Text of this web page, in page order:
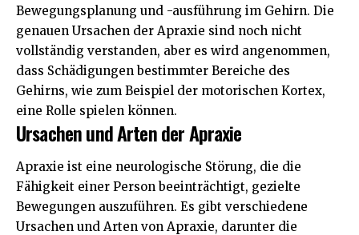
Bewegungsplanung und -ausführung im Gehirn. Die
genauen Ursachen der Apraxie sind noch nicht
vollständig verstanden, aber es wird angenommen,
dass Schädigungen bestimmter Bereiche des
Gehirns, wie zum Beispiel der motorischen Kortex,
eine Rolle spielen können.
Ursachen und Arten der Apraxie
Apraxie ist eine neurologische Störung, die die
Fähigkeit einer Person beeinträchtigt, gezielte
Bewegungen auszuführen. Es gibt verschiedene
Ursachen und Arten von Apraxie, darunter die